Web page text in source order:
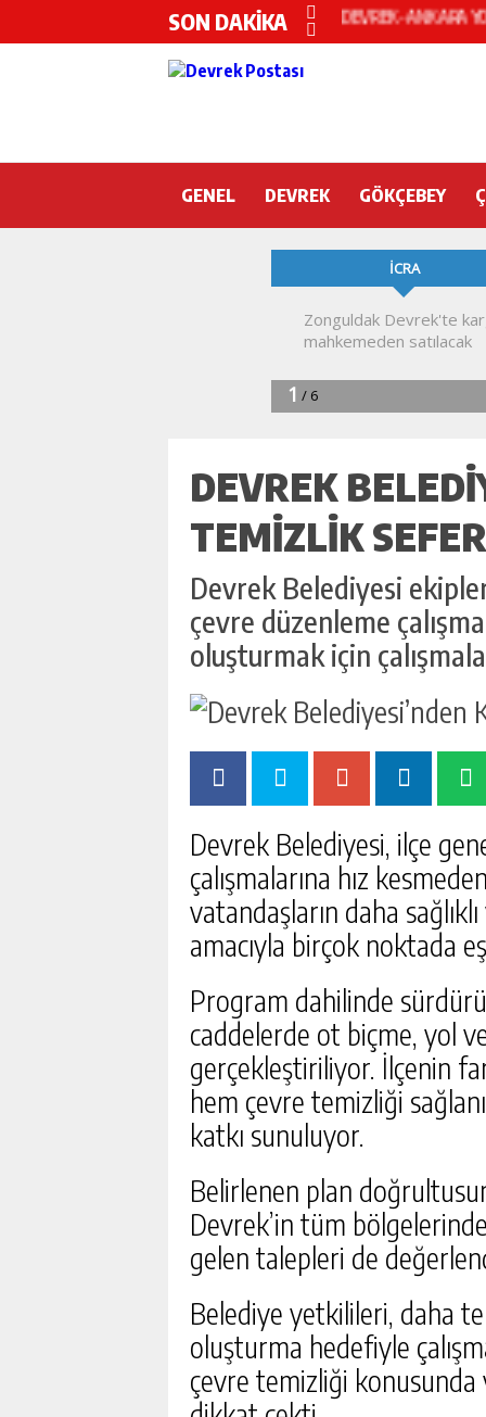
SON DAKİKA
Devrek KYK
DEVREK’TE
Devrek Engelsiz
DEVREK
GENEL DEVREK GÖKÇEBEY
DEVREK
TEMIZLIK
Devrek Belediyesi
çevre düzenleme
oluşturmak için
Devrek Belediyesi, ilçe
çalışmalarına hız
vatandaşların daha
amacıyla birçok noktada
Program dahilinde
caddelerde ot biçme, yol
gerçekleştiriliyor. İlçenin
hem çevre temizliği
katkı sunuluyor.
Belirlenen plan
Devrek’in tüm
gelen talepleri de
Belediye yetkilileri, daha
oluşturma hedefiyle
çevre temizliği konusunda
DEVREK’TE SAĞLIK
MASAYA YATIRILDI